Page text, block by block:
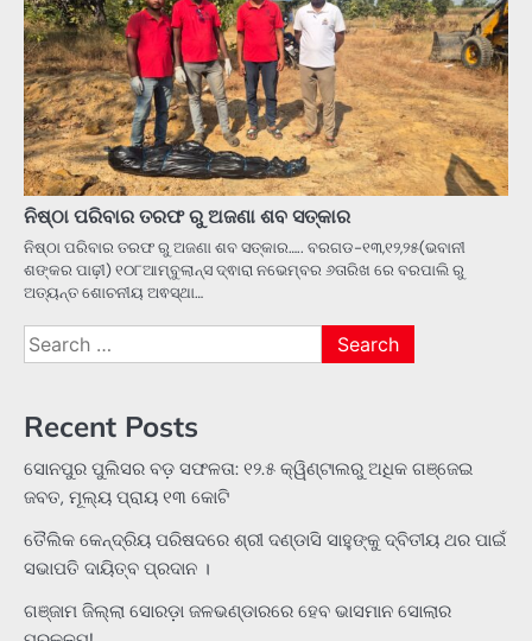
ନିଷ୍ଠା ପରିବାର ତରଫ ରୁ ଅଜଣା ଶବ ସତ୍କାର
ନିଷ୍ଠା ପରିବାର ତରଫ ରୁ ଅଜଣା ଶବ ସତ୍କାର….. ବରଗଡ-୧୩,୧୨,୨୫(ଭବାନୀ
ଶଙ୍କର ପାଢ଼ୀ) ୧୦୮ଆମ୍ବୁଲାନ୍ସ ଦ୍ଵାରା ନଭେମ୍ବର ୬ତାରିଖ ରେ ବରପାଲି ରୁ
ଅତ୍ୟନ୍ତ ଶୋଚନୀୟ ଅଵସ୍ଥା…
Search
for:
Recent Posts
ସୋନପୁର ପୁଲିସର ବଡ଼ ସଫଳତା: ୧୨.୫ କ୍ୱିଣ୍ଟାଲରୁ ଅଧିକ ଗଞ୍ଜେଇ
ଜବତ, ମୂଲ୍ୟ ପ୍ରାୟ ୧୩ କୋଟି
ତୈଲିକ କେନ୍ଦ୍ରିୟ ପରିଷଦରେ ଶ୍ରୀ ଦଣ୍ଡାସି ସାହୁଙ୍କୁ ଦ୍ବିତୀୟ ଥର ପାଇଁ
ସଭାପତି ଦାୟିତ୍ବ ପ୍ରଦାନ ।
ଗଞ୍ଜାମ ଜିଲ୍ଲା ସୋରଡ଼ା ଜଳଭଣ୍ଡାରରେ ହେବ ଭାସମାନ ସୋଲାର